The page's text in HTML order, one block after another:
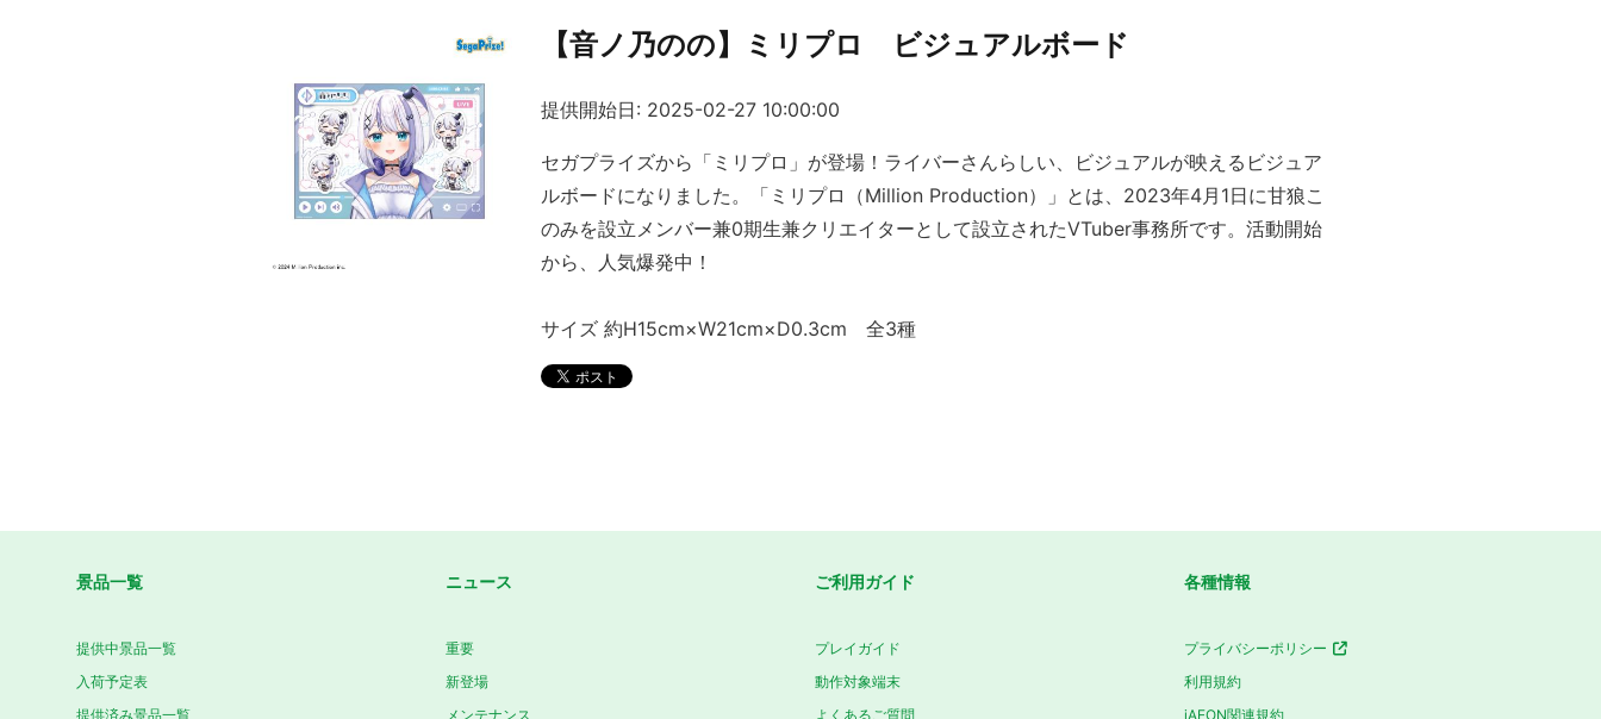
【音ノ乃のの】ミリプロ ビジュアルボード
提供開始日: 2025-02-27 10:00:00
セガプライズから「ミリプロ」が登場！ライバーさんらしい、ビジュアルが映えるビジュア
ルボードになりました。「ミリプロ（Million Production）」とは、2023年4月1日に甘狼こ
のみを設立メンバー兼0期生兼クリエイターとして設立されたVTuber事務所です。活動開始
から、人気爆発中！
サイズ 約H15cm×W21cm×D0.3cm 全3種
景品一覧
提供中景品一覧
入荷予定表
提供済み景品一覧
ニュース
重要
新登場
メンテナンス
ご利用ガイド
プレイガイド
動作対象端末
よくあるご質問
各種情報
プライバシーポリシー
利用規約
iAEON関連規約